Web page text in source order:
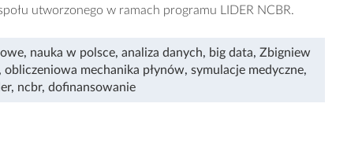
utworzonego w ramach programu LIDER NCBR.
, nauka w polsce, analiza danych, big data, Zbigniew
, obliczeniowa mechanika płynów, symulacje medyczne,
, ncbr, dofinansowanie